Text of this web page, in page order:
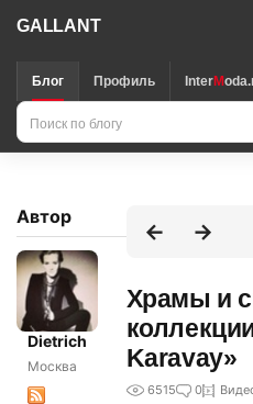
GALLANT
Блог Профиль InterM
Поиск
по
блогу
Автор
Dietrich
Москва
Храмы и
Karavay»
6515 0